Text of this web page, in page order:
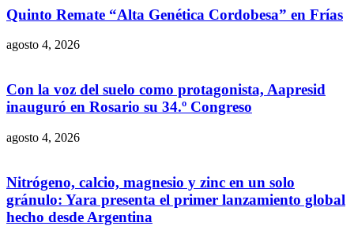
Quinto Remate “Alta Genética Cordobesa” en Frías
agosto 4, 2026
Con la voz del suelo como protagonista, Aapresid
inauguró en Rosario su 34.º Congreso
agosto 4, 2026
Nitrógeno, calcio, magnesio y zinc en un solo
gránulo: Yara presenta el primer lanzamiento global
hecho desde Argentina